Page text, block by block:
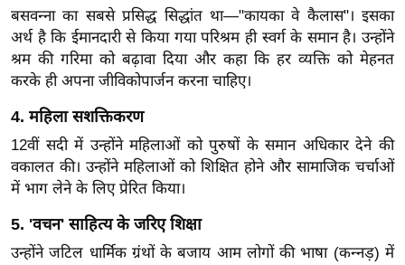
यं
ग
इं
डि
सा
हि
त्य
ग
त
बसवन्ना का सबसे प्रसिद्ध सिद्धांत था—"कायका वे कैलास"। इसका
अर्थ है कि ईमानदारी से किया गया परिश्रम ही स्वर्ग के समान है। उन्होंने
श्रम की गरिमा को बढ़ावा दिया और कहा कि हर व्यक्ति को मेहनत
करके ही अपना जीविकोपार्जन करना चाहिए।
4. महिला सशक्तिकरण
12वीं सदी में उन्होंने महिलाओं को पुरुषों के समान अधिकार देने की
वकालत की। उन्होंने महिलाओं को शिक्षित होने और सामाजिक चर्चाओं
में भाग लेने के लिए प्रेरित किया।
5. 'वचन' साहित्य के जरिए शिक्षा
उन्होंने जटिल धार्मिक ग्रंथों के बजाय आम लोगों की भाषा (कन्नड़) में